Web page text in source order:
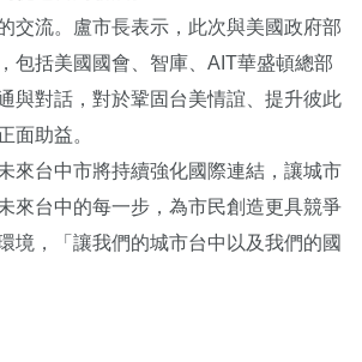
交流。盧市長表示，此次與美國政府部
包括美國國會、智庫、AIT華盛頓總部
與對話，對於鞏固台美情誼、提升彼此
面助益。
來台中市將持續強化國際連結，讓城市
來台中的每一步，為市民創造更具競爭
境，「讓我們的城市台中以及我們的國